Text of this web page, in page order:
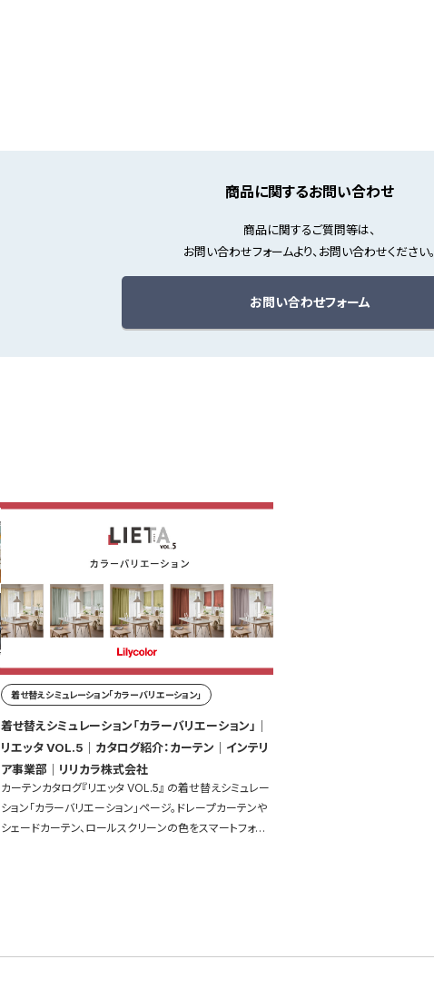
商品に関するお問い合わせ
商品に関するご質問等は、
お問い合わせフォームより、お問い合わせください。
お問い合わせフォーム
着せ替えシミュレーション「カラーバリエーション」
着せ替えシミュレーション「カラーバリエーション」｜
リエッタ VOL.5｜カタログ紹介：カーテン｜インテリ
ア事業部｜リリカラ株式会社
カーテンカタログ『リエッタ VOL.5』 の着せ替えシミュレー
ション「カラーバリエーション」ページ。ドレープカーテンや
シェードカーテン、ロールスクリーンの色をスマートフォン